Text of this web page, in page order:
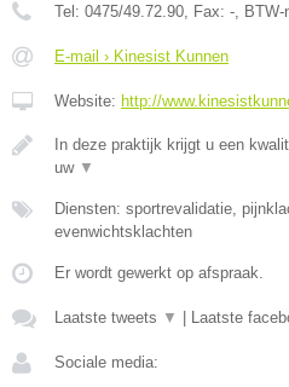
Tel: 0475/49.72.90 , Fax: - , BTW-
E-mail › Kinesist Kunnen
Website: http://
In deze praktijk krijgt u een
uw ▼
Diensten: sportrevalidatie,
evenwichtsklachten
Er wordt gewerkt op afspraak.
Laatste tweets ▼ Laatste
Sociale media: